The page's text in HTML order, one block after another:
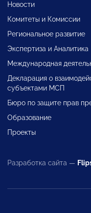
Новости
Комитеты и Комиссии
Региональное развитие
Экспертиза и Аналитика
Международная
Декларация о
субъектами МСП
Бюро по защите прав
Образование
Проекты
Разработка сайта —